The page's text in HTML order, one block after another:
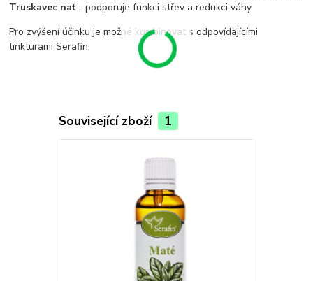
Truskavec nať- podporuje funkci střev a redukci váhy
Pro zvýšení účinku je možné kombinovat s odpovídajícími
tinkturami Serafin.
Související zboží 1